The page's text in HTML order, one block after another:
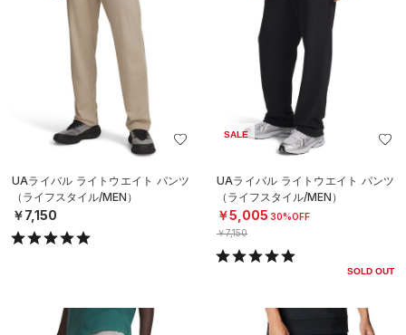
UAライバル ライトウエイト パンツ
（ライフスタイル/MEN）
￥7,150
SALE
UAライバル ライトウエイト パンツ
（ライフスタイル/MEN）
￥5,005 30%OFF
￥7,150
SOLD OUT